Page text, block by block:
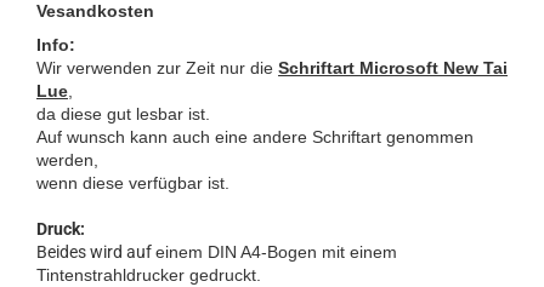
Vesandkosten
Info:
Wir verwenden zur Zeit nur die Schriftart Microsoft New Tai
Lue
da diese gut lesbar ist.
Auf wunsch kann auch eine andere Schriftart genommen
werden,
wenn diese verfügbar ist.
Druck:
Beides wird aufeinem DIN A4-Bogen mit einem
Tintenstrahldrucker gedruckt.